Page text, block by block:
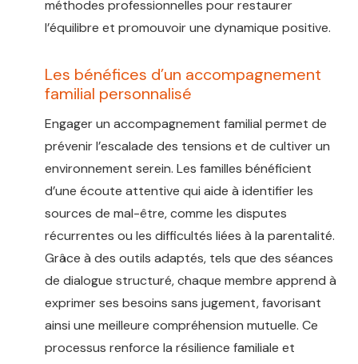
méthodes professionnelles pour restaurer
l’équilibre et promouvoir une dynamique positive.
Les bénéfices d’un accompagnement
familial personnalisé
Engager un accompagnement familial permet de
prévenir l’escalade des tensions et de cultiver un
environnement serein. Les familles bénéficient
d’une écoute attentive qui aide à identifier les
sources de mal-être, comme les disputes
récurrentes ou les difficultés liées à la parentalité.
Grâce à des outils adaptés, tels que des séances
de dialogue structuré, chaque membre apprend à
exprimer ses besoins sans jugement, favorisant
ainsi une meilleure compréhension mutuelle. Ce
processus renforce la résilience familiale et